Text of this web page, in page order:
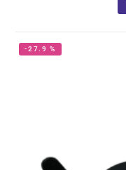
-27.9 %